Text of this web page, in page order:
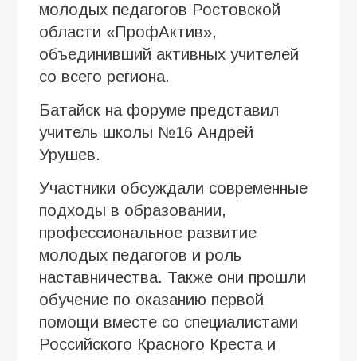
молодых педагогов Ростовской
области «ПрофАктив»,
объединивший активных учителей
со всего региона.
Батайск на форуме представил
учитель школы №16 Андрей
Урушев.
Участники обсуждали современные
подходы в образовании,
профессиональное развитие
молодых педагогов и роль
наставничества. Также они прошли
обучение по оказанию первой
помощи вместе со специалистами
Российского Красного Креста и